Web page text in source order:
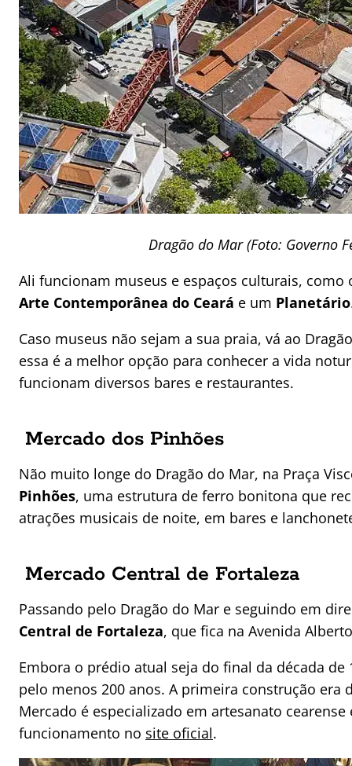
Dragão do Mar (Foto: Governo
Ali funcionam museus e espaços culturais, como
Arte Contemporânea do Ceará e um Planetário
Caso museus não sejam a sua praia, vá ao
essa é a melhor opção para conhecer a vida
funcionam diversos bares e restaurantes.
Mercado dos Pinhões
Não muito longe do Dragão do Mar, na Praça
Pinhões, uma estrutura de ferro bonitona que
atrações musicais de noite, em bares e
Mercado Central de Fortaleza
Passando pelo Dragão do Mar e seguindo em
Central de Fortaleza, que fica na Avenida
Embora o prédio atual seja do final da década
pelo menos 200 anos. A primeira construção era
Mercado é especializado em artesanato
funcionamento no site oficial.